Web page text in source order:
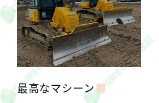
最高なマシーン